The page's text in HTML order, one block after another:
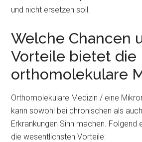
und nicht ersetzen soll.
Welche Chancen
Vorteile bietet die
orthomolekulare
Orthomolekulare Medizin / eine
kann sowohl bei chronischen als
Erkrankungen Sinn machen. Folgend
die wesentlichsten Vorteile: